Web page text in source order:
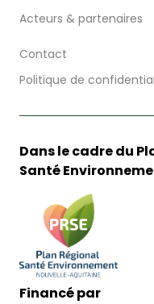
Acteurs & partenaires
Contact
Politique de
Dans le cadre du
Santé
Financé par